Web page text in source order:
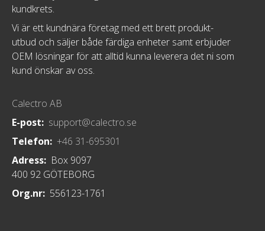
kundkrets.
Vi är ett kundnära företag med ett brett produkt-
utbud och säljer både färdiga enheter samt erbjuder
OEM lösningar för att alltid kunna leverera det ni som
kund önskar av oss.
Calectro AB
E-post: support@calectro.se
Telefon: +46 31-695301
Adress: Box 9097
400 92 GÖTEBORG
Org.nr: 556123-1761